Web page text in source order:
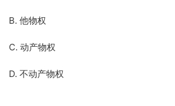
B. 他物权
C. 动产物权
D. 不动产物权